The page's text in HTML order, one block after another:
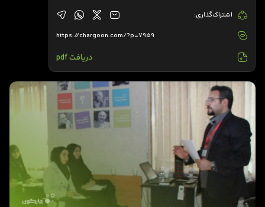
اشتراک‌گذاری:
https://chargoon.com/?p=7959
دریافت pdf